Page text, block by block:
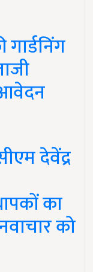
देवेंद्र
का
को